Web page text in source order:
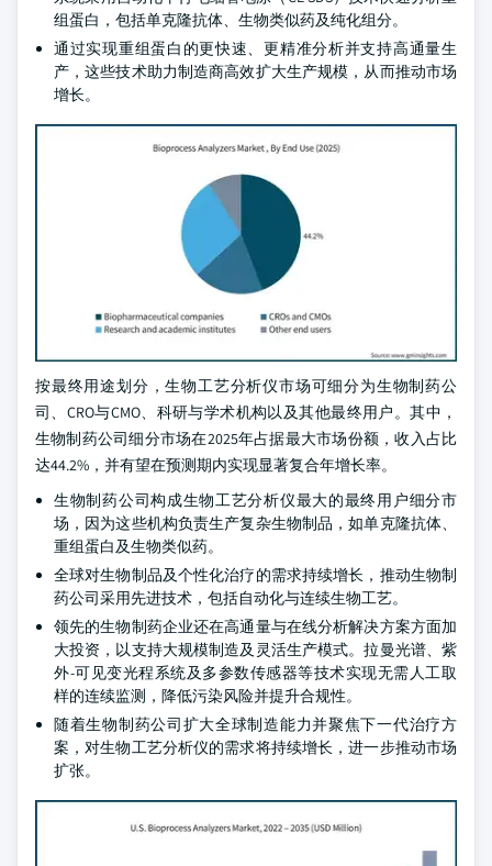
组蛋白，包括单克隆抗体、生物类似药及纯化组分。
通过实现重组蛋白的更快速、更精准分析并支持高通量生
产，这些技术助力制造商高效扩大生产规模，从而推动市场
增长。
按最终用途划分，生物工艺分析仪市场可细分为生物制药公
司、CRO与CMO、科研与学术机构以及其他最终用户。其中，
生物制药公司细分市场在2025年占据最大市场份额，收入占比
达44.2%，并有望在预测期内实现显著复合年增长率。
生物制药公司构成生物工艺分析仪最大的最终用户细分市
场，因为这些机构负责生产复杂生物制品，如单克隆抗体、
重组蛋白及生物类似药。
全球对生物制品及个性化治疗的需求持续增长，推动生物制
药公司采用先进技术，包括自动化与连续生物工艺。
领先的生物制药企业还在高通量与在线分析解决方案方面加
大投资，以支持大规模制造及灵活生产模式。拉曼光谱、紫
外-可见变光程系统及多参数传感器等技术实现无需人工取
样的连续监测，降低污染风险并提升合规性。
随着生物制药公司扩大全球制造能力并聚焦下一代治疗方
案，对生物工艺分析仪的需求将持续增长，进一步推动市场
扩张。